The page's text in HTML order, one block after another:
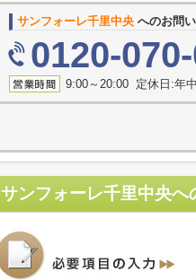
サンフォーレ千里中央 へのお問
0120-
9:00～20:00 定休日:年
サンフォーレ千里中央へ